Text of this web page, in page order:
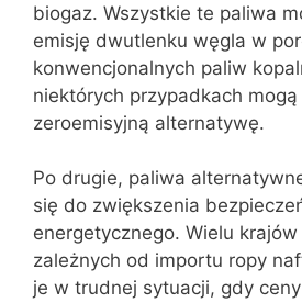
biogaz. Wszystkie te paliwa
emisję dwutlenku węgla w
konwencjonalnych paliw
niektórych przypadkach
zeroemisyjną alternatywę.
Po drugie, paliwa
się do zwiększenia
energetycznego. Wielu
zależnych od importu ropy
je w trudnej sytuacji, gdy